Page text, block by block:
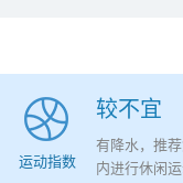
较不宜
运动指数
有降水，推
内进行休闲